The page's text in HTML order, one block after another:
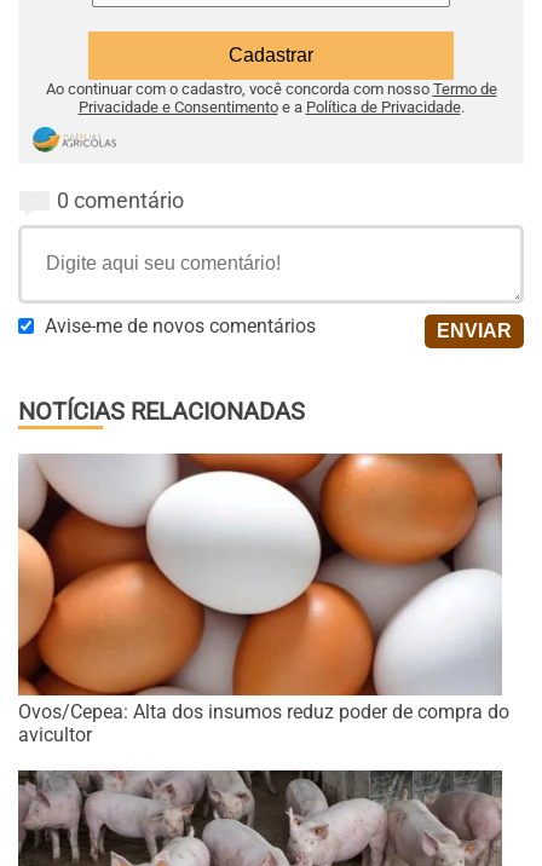
Ao continuar com o cadastro, você concorda com nosso Termo de
Privacidade e Consentimentoe a Política de Privacidade.
0 comentário
Avise-me de novos comentários
NOTÍCIAS RELACIONADAS
Ovos/Cepea: Alta dos insumos reduz poder de compra do
avicultor